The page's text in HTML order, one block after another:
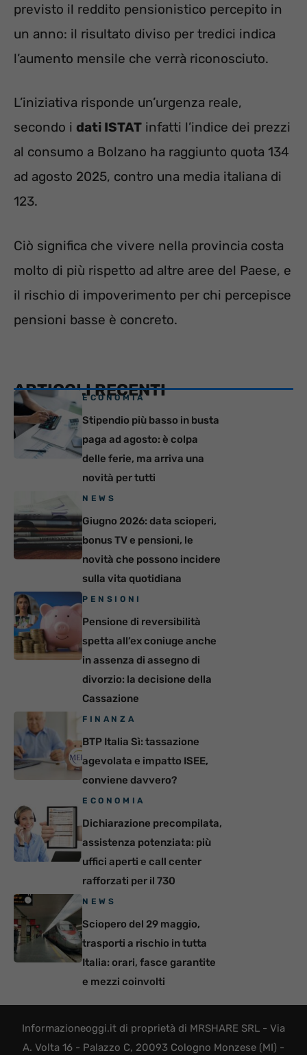
previsto il reddito pensionistico percepito in
un anno: il risultato diviso per tredici indica
l’aumento mensile che verrà riconosciuto.
L’iniziativa risponde un’urgenza reale,
secondo i dati ISTAT infatti l’indice dei prezzi
al consumo a Bolzano ha raggiunto quota 134
ad agosto 2025, contro una media italiana di
123.
Ciò significa che vivere nella provincia costa
molto di più rispetto ad altre aree del Paese, e
il rischio di impoverimento per chi percepisce
pensioni basse è concreto.
ARTICOLI RECENTI
ECONOMIA
Stipendio più basso in busta
paga ad agosto: è colpa
delle ferie, ma arriva una
novità per tutti
NEWS
Giugno 2026: data scioperi,
bonus TV e pensioni, le
novità che possono incidere
sulla vita quotidiana
PENSIONI
Pensione di reversibilità
spetta all’ex coniuge anche
in assenza di assegno di
divorzio: la decisione della
Cassazione
FINANZA
BTP Italia Sì: tassazione
agevolata e impatto ISEE,
conviene davvero?
ECONOMIA
Dichiarazione precompilata,
assistenza potenziata: più
uffici aperti e call center
rafforzati per il 730
NEWS
Sciopero del 29 maggio,
trasporti a rischio in tutta
Italia: orari, fasce garantite
e mezzi coinvolti
Informazioneoggi.it di proprietà di MRSHARE SRL - Via
A. Volta 16 - Palazzo C, 20093 Cologno Monzese (MI) -